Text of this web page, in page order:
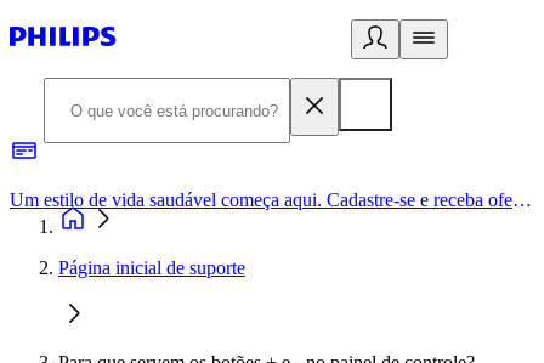
Um estilo de vida saudável começa aqui. Cadastre-se e receba ofertas exclusivas.
Página inicial de suporte